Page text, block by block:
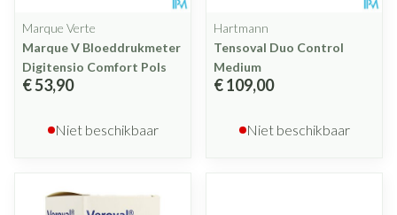
Marque Verte
Marque V Bloeddrukmeter
Digitensio Comfort Pols
€ 53,90
Niet beschikbaar
Hartmann
Tensoval Duo Control
Medium
€ 109,00
Niet beschikbaar